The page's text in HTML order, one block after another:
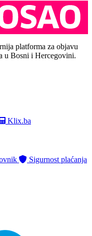
platforma za objavu
u Bosni i Hercegovini.
Klix.ba
Sigurnost plaćanja